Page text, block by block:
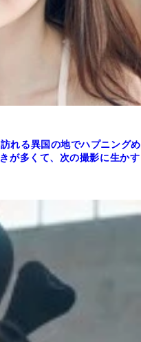
れる異国の地でハプニングめ
が多くて、次の撮影に生かす